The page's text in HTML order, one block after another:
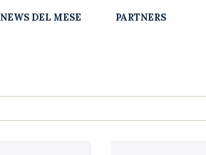
NEWS DEL MESE PARTNERS